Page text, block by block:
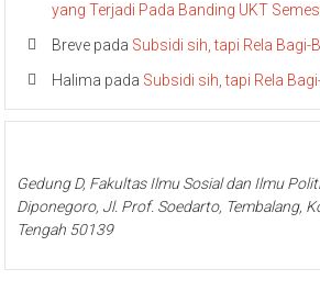
yang Terjadi Pada Banding UKT
Breve pada Subsidi sih, tapi Rela Bagi-
Halima pada Subsidi sih, tapi Rela
Gedung D, Fakultas Ilmu Sosial dan Ilmu
Diponegoro, Jl. Prof. Soedarto, Tembalang,
Tengah 50139